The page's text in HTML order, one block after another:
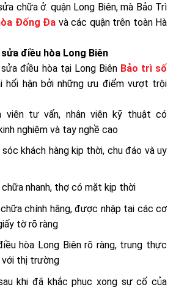
chữa ở. quận Long Biên, mà Bảo Trì
Đống Đa và các quận trên toàn Hà
điều hòa Long Biên
điều hòa tại Long Biên Bảo trì số
hối hận bởi những ưu điểm vượt trội
viên tư vấn, nhân viên kỹ thuật có
nghiệm và tay nghề cao
sóc khách hàng kịp thời, chu đáo và uy
nhanh, thợ có mặt kịp thời
chính hãng, được nhập tại các cơ
tờ rõ ràng
hòa Long Biên rõ ràng, trung thực
với thị trường
khi đã khắc phục xong sự cố của